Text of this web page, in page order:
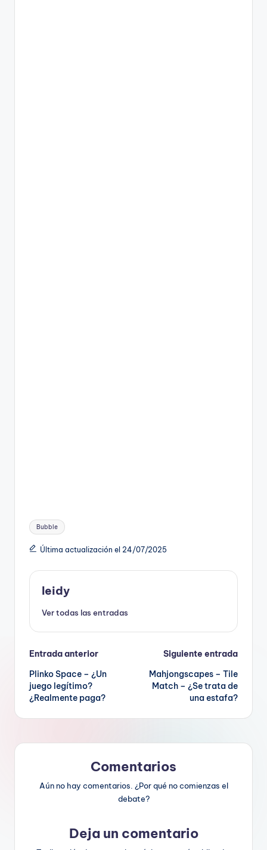
Etiquetas:
Bubble
Última actualización el 24/07/2025
leidy
Ver todas las entradas
Navegación
de
entradas
Entrada anterior
Plinko Space – ¿Un
juego legítimo?
¿Realmente paga?
Siguiente entrada
Mahjongscapes – Tile
Match – ¿Se trata de
una estafa?
Comentarios
Aún no hay comentarios. ¿Por qué no comienzas el
debate?
Deja un comentario